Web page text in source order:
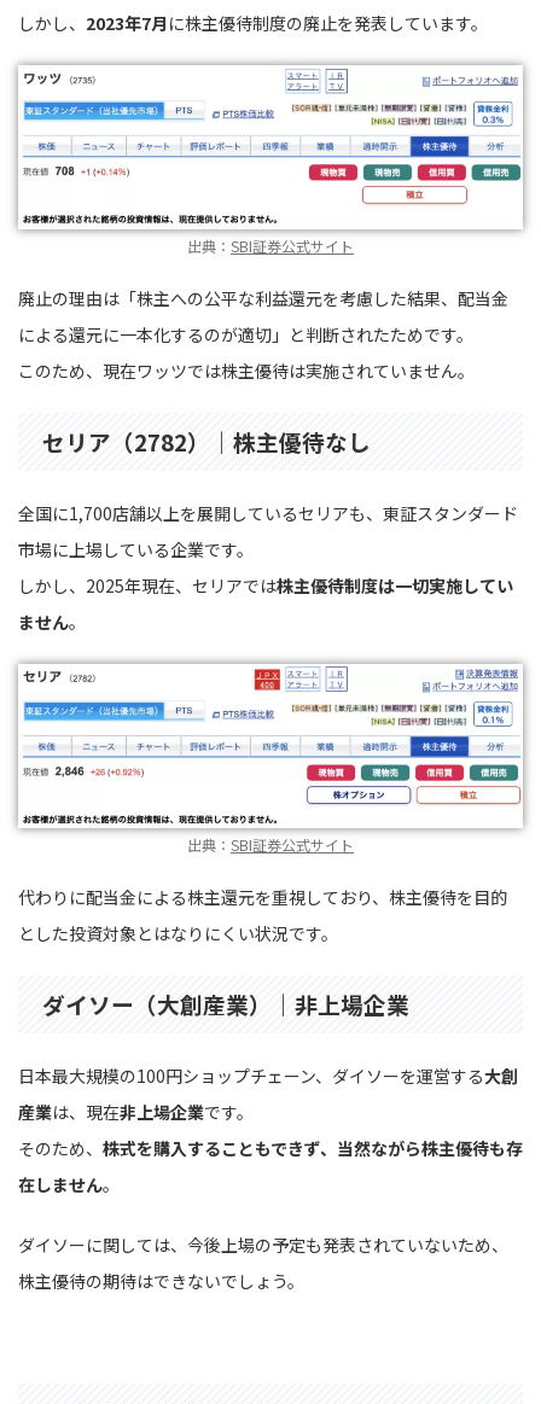
しかし、 2023年7月 に株主優待制度の廃止を発表しています。
出典： SBI証券公式サイト
廃止の理由は「株主への公平な利益還元を考慮した結果、配当金
による還元に一本化するのが適切」と判断されたためです。
このため、現在ワッツでは株主優待は実施されていません。
セリア（2782）｜株主優待なし
全国に1,700店舗以上を展開しているセリアも、東証スタンダード
市場に上場している企業です。
しかし、2025年現在、セリアでは株主優待制度は一切実施してい
ません。
出典： SBI証券公式サイト
代わりに配当金による株主還元を重視しており、株主優待を目的
とした投資対象とはなりにくい状況です。
ダイソー（大創産業）｜非上場企業
日本最大規模の100円ショップチェーン、ダイソーを運営する大創
産業は、現在非上場企業です。
そのため、 株式を購入することもできず、当然ながら株主優待も存
在しません。
ダイソーに関しては、今後上場の予定も発表されていないため、
株主優待の期待はできないでしょう。